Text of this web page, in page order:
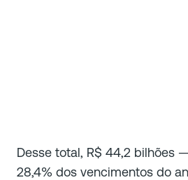
Desse total, R$ 44,2 bilhões
28,4% dos vencimentos do